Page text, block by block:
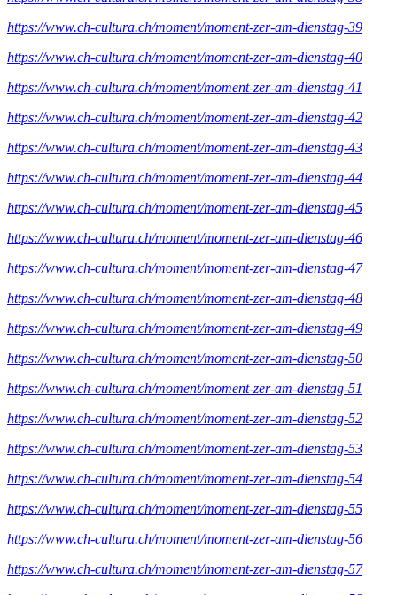
https://www.ch-cultura.ch/moment/moment-zer-am-dienstag-39
https://www.ch-cultura.ch/moment/moment-zer-am-dienstag-40
https://www.ch-cultura.ch/moment/moment-zer-am-dienstag-41
https://www.ch-cultura.ch/moment/moment-zer-am-dienstag-42
https://www.ch-cultura.ch/moment/moment-zer-am-dienstag-43
https://www.ch-cultura.ch/moment/moment-zer-am-dienstag-44
https://www.ch-cultura.ch/moment/moment-zer-am-dienstag-45
https://www.ch-cultura.ch/moment/moment-zer-am-dienstag-46
https://www.ch-cultura.ch/moment/moment-zer-am-dienstag-47
https://www.ch-cultura.ch/moment/moment-zer-am-dienstag-48
https://www.ch-cultura.ch/moment/moment-zer-am-dienstag-49
https://www.ch-cultura.ch/moment/moment-zer-am-dienstag-50
https://www.ch-cultura.ch/moment/moment-zer-am-dienstag-51
https://www.ch-cultura.ch/moment/moment-zer-am-dienstag-52
https://www.ch-cultura.ch/moment/moment-zer-am-dienstag-53
https://www.ch-cultura.ch/moment/moment-zer-am-dienstag-54
https://www.ch-cultura.ch/moment/moment-zer-am-dienstag-55
https://www.ch-cultura.ch/moment/moment-zer-am-dienstag-56
https://www.ch-cultura.ch/moment/moment-zer-am-dienstag-57